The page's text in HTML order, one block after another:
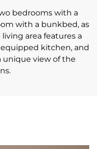
bedrooms with a
with a bunkbed, as
area features a
kitchen, and
unique view of the